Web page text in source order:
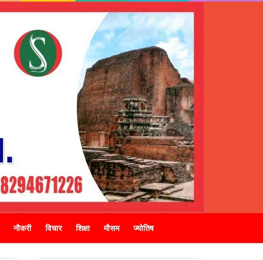
नौकरी विचार शिक्षा मौसम ज्योतिष